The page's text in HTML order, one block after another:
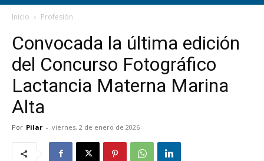
Inicio Profesión
Convocada la última edición
del Concurso Fotográfico
Lactancia Materna Marina
Alta
Por Pilar - viernes, 2 de enero de 2026